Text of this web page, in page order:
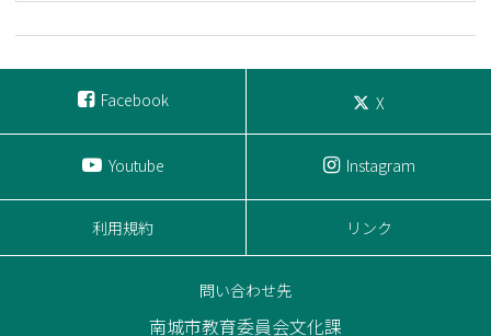
Facebook X
Youtube Instagram
利用規約 リンク
問い合わせ先
南城市教育委員会文化課